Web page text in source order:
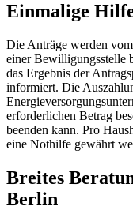
Einmalige
Die Anträge werden
einer Bewilligungsstelle
das Ergebnis der
informiert. Die
erforderlichen Betrag
beenden kann. Pro
eine Nothilfe gewährt
Breites
Berlin